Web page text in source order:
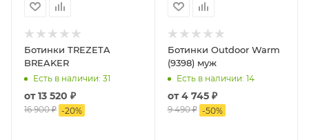
Ботинки TREZETA
BREAKER
Есть в наличии: 31
от13 520 ₽
16 900 ₽ -20%
Ботинки Outdoor Warm
(9398) муж
Есть в наличии: 14
от4 745 ₽
9 490 ₽ -50%